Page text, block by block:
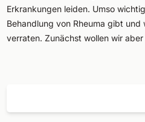
Erkrankungen leiden. Umso
Behandlung von Rheuma gibt und
verraten. Zunächst wollen wir